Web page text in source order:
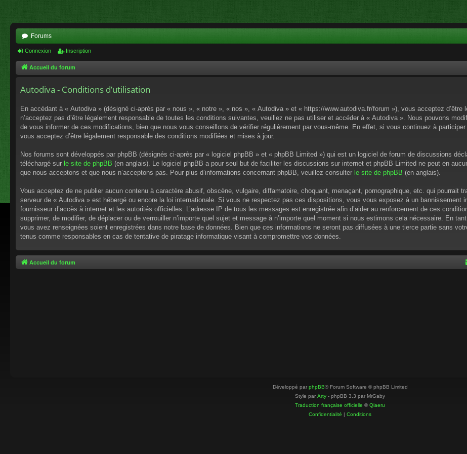
Forums
Connexion Inscription
Accueil du forum
Autodiva - Conditions d’utilisation
En accédant à « Autodiva » (désigné ci-après par « nous », « notre », « nos », « Autodiva » et « https://www.autodiva.fr/forum »), vous acceptez
n’acceptez pas d’être légalement responsable de toutes les conditions suivantes, veuillez ne pas utiliser et accéder à « Autodiva ». Nous pouvons
de vous informer de ces modifications, bien que nous vous conseillons de vérifier régulièrement par vous-même. En effet, si vous continuez à
vous acceptez d’être légalement responsable des conditions modifiées et mises à jour.
Nos forums sont développés par phpBB (désignés ci-après par « logiciel phpBB » et « phpBB Limited ») qui est un logiciel de forum de discussions
téléchargé sur le site de phpBB (en anglais). Le logiciel phpBB a pour seul but de faciliter les discussions sur internet et phpBB Limited ne peut en
que nous acceptons et que nous n’acceptons pas. Pour plus d’informations concernant phpBB, veuillez consulter le site de phpBB (en anglais).
Vous acceptez de ne publier aucun contenu à caractère abusif, obscène, vulgaire, diffamatoire, choquant, menaçant, pornographique, etc. qui pourrait
serveur de « Autodiva » est hébergé ou encore la loi internationale. Si vous ne respectez pas ces dispositions, vous vous exposez à un bannissement
fournisseur d’accès à internet et les autorités officielles. L’adresse IP de tous les messages est enregistrée afin d’aider au renforcement de ces
supprimer, de modifier, de déplacer ou de verrouiller n’importe quel sujet et message à n’importe quel moment si nous estimons cela nécessaire. En
vous avez renseignées soient enregistrées dans notre base de données. Bien que ces informations ne seront pas diffusées à une tierce partie sans
tenus comme responsables en cas de tentative de piratage informatique visant à compromettre vos données.
Accueil du forum
Développé par phpBB® Forum Software © phpBB Limited
Style par Arty - phpBB 3.3 par MrGaby
Traduction française officielle ©Qiaeru
Confidentialité | Conditions